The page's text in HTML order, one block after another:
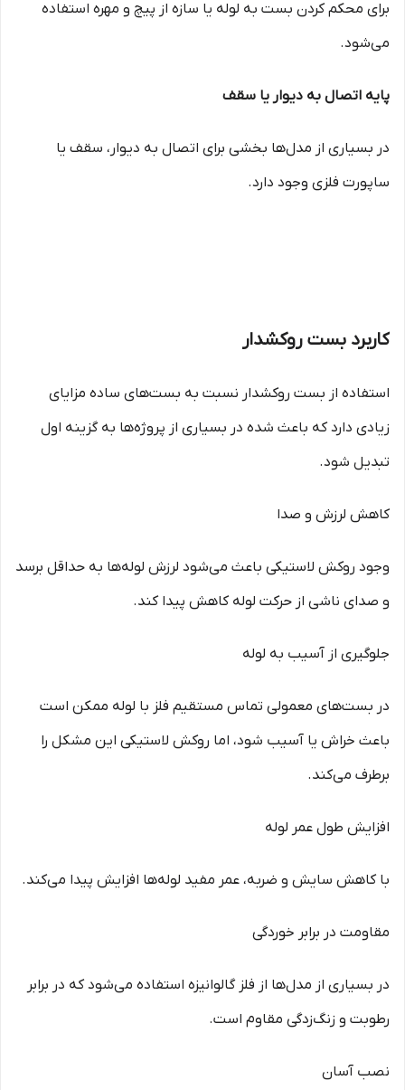
برای محکم کردن بست به لوله یا سازه از پیچ و مهره استفاده
می‌شود.
پایه اتصال به دیوار یا سقف
در بسیاری از مدل‌ها بخشی برای اتصال به دیوار، سقف یا
ساپورت فلزی وجود دارد.
کاربرد بست روکشدار
استفاده از بست روکشدار نسبت به بست‌های ساده مزایای
زیادی دارد که باعث شده در بسیاری از پروژه‌ها به گزینه اول
تبدیل شود.
کاهش لرزش و صدا
وجود روکش لاستیکی باعث می‌شود لرزش لوله‌ها به حداقل برسد
و صدای ناشی از حرکت لوله کاهش پیدا کند.
جلوگیری از آسیب به لوله
در بست‌های معمولی تماس مستقیم فلز با لوله ممکن است
باعث خراش یا آسیب شود، اما روکش لاستیکی این مشکل را
برطرف می‌کند.
افزایش طول عمر لوله
با کاهش سایش و ضربه، عمر مفید لوله‌ها افزایش پیدا می‌کند.
مقاومت در برابر خوردگی
در بسیاری از مدل‌ها از فلز گالوانیزه استفاده می‌شود که در برابر
رطوبت و زنگ‌زدگی مقاوم است.
نصب آسان